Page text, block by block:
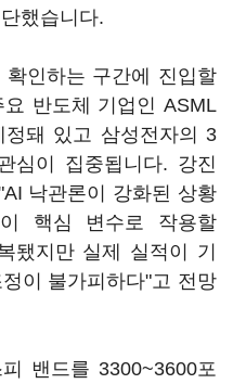
했습니다.
인하는 구간에 진입할
반도체 기업인 ASML
돼 있고 삼성전자의 3
심이 집중됩니다. 강진
낙관론이 강화된 상황
핵심 변수로 작용할
됐지만 실제 실적이 기
이 불가피하다"고 전망
밴드를 3300~3600포